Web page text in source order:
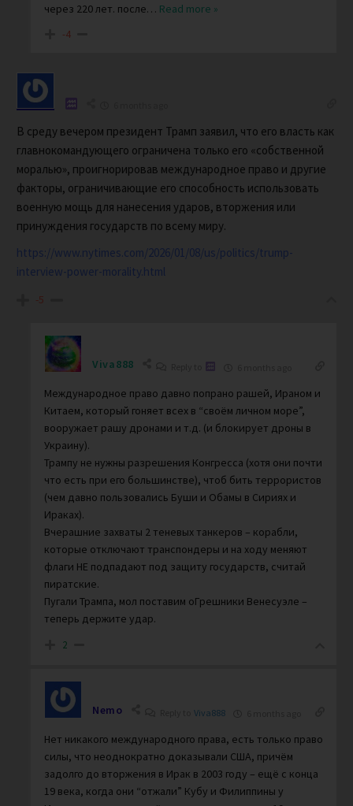
через 220 лет. после… Read more »
-4
В среду вечером президент Трамп заявил, что его власть как
главнокомандующего ограничена только его «собственной
моралью», проигнорировав международное право и другие
факторы, ограничивающие его способность использовать
военную мощь для нанесения ударов, вторжения или
принуждения государств по всему миру.
https://www.nytimes.com/2026/01/08/us/politics/trump-
interview-power-morality.html
-5
Viva888
Международное право давно попрано рашей, Ираном и
Китаем, который гоняет всех в “своём личном море”,
вооружает рашу дронами и т.д. (и блокирует дроны в
Украину).
Трампу не нужны разрешения Конгресса (хотя они почти
что есть при его большинстве), чтоб бить террористов
(чем давно пользовались Буши и Обамы в Сириях и
Ираках).
Вчерашние захваты 2 теневых танкеров – корабли,
которые отключают транспондеры и на ходу меняют
флаги НЕ подпадают под защиту государств, считай
пиратские.
Пугали Трампа, мол поставим оГрешники Венесуэле –
теперь держите удар.
2
Nemo Viva888
Нет никакого международного права, есть только право
силы, что неоднократно доказывали США, причём
задолго до вторжения в Ирак в 2003 году – ещё с конца
19 века, когда они “отжали” Кубу и Филиппины у